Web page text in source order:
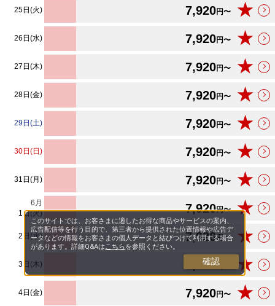
25日(火) 7,920円〜 ★
26日(水) 7,920円〜 ★
27日(木) 7,920円〜 ★
28日(金) 7,920円〜 ★
29日(土) 7,920円〜 ★
30日(日) 7,920円〜 ★
31日(月) 7,920円〜 ★
6 月
1日(火)
7,920円〜 ★
2日(水) 7,920円〜 ★
3日(木) 7,920円〜 ★
4日(金) 7,920円〜 ★
このサイトでは、お客さまに適したお得な商品やサービスの案内、
広告配信等を行う目的で、第三者から提供された位置情報や広告デ
ータなどの情報をお客さまの個人データと結びつけて利用する場合
があります。詳細Q&Aはこちらを参照ください。
確認